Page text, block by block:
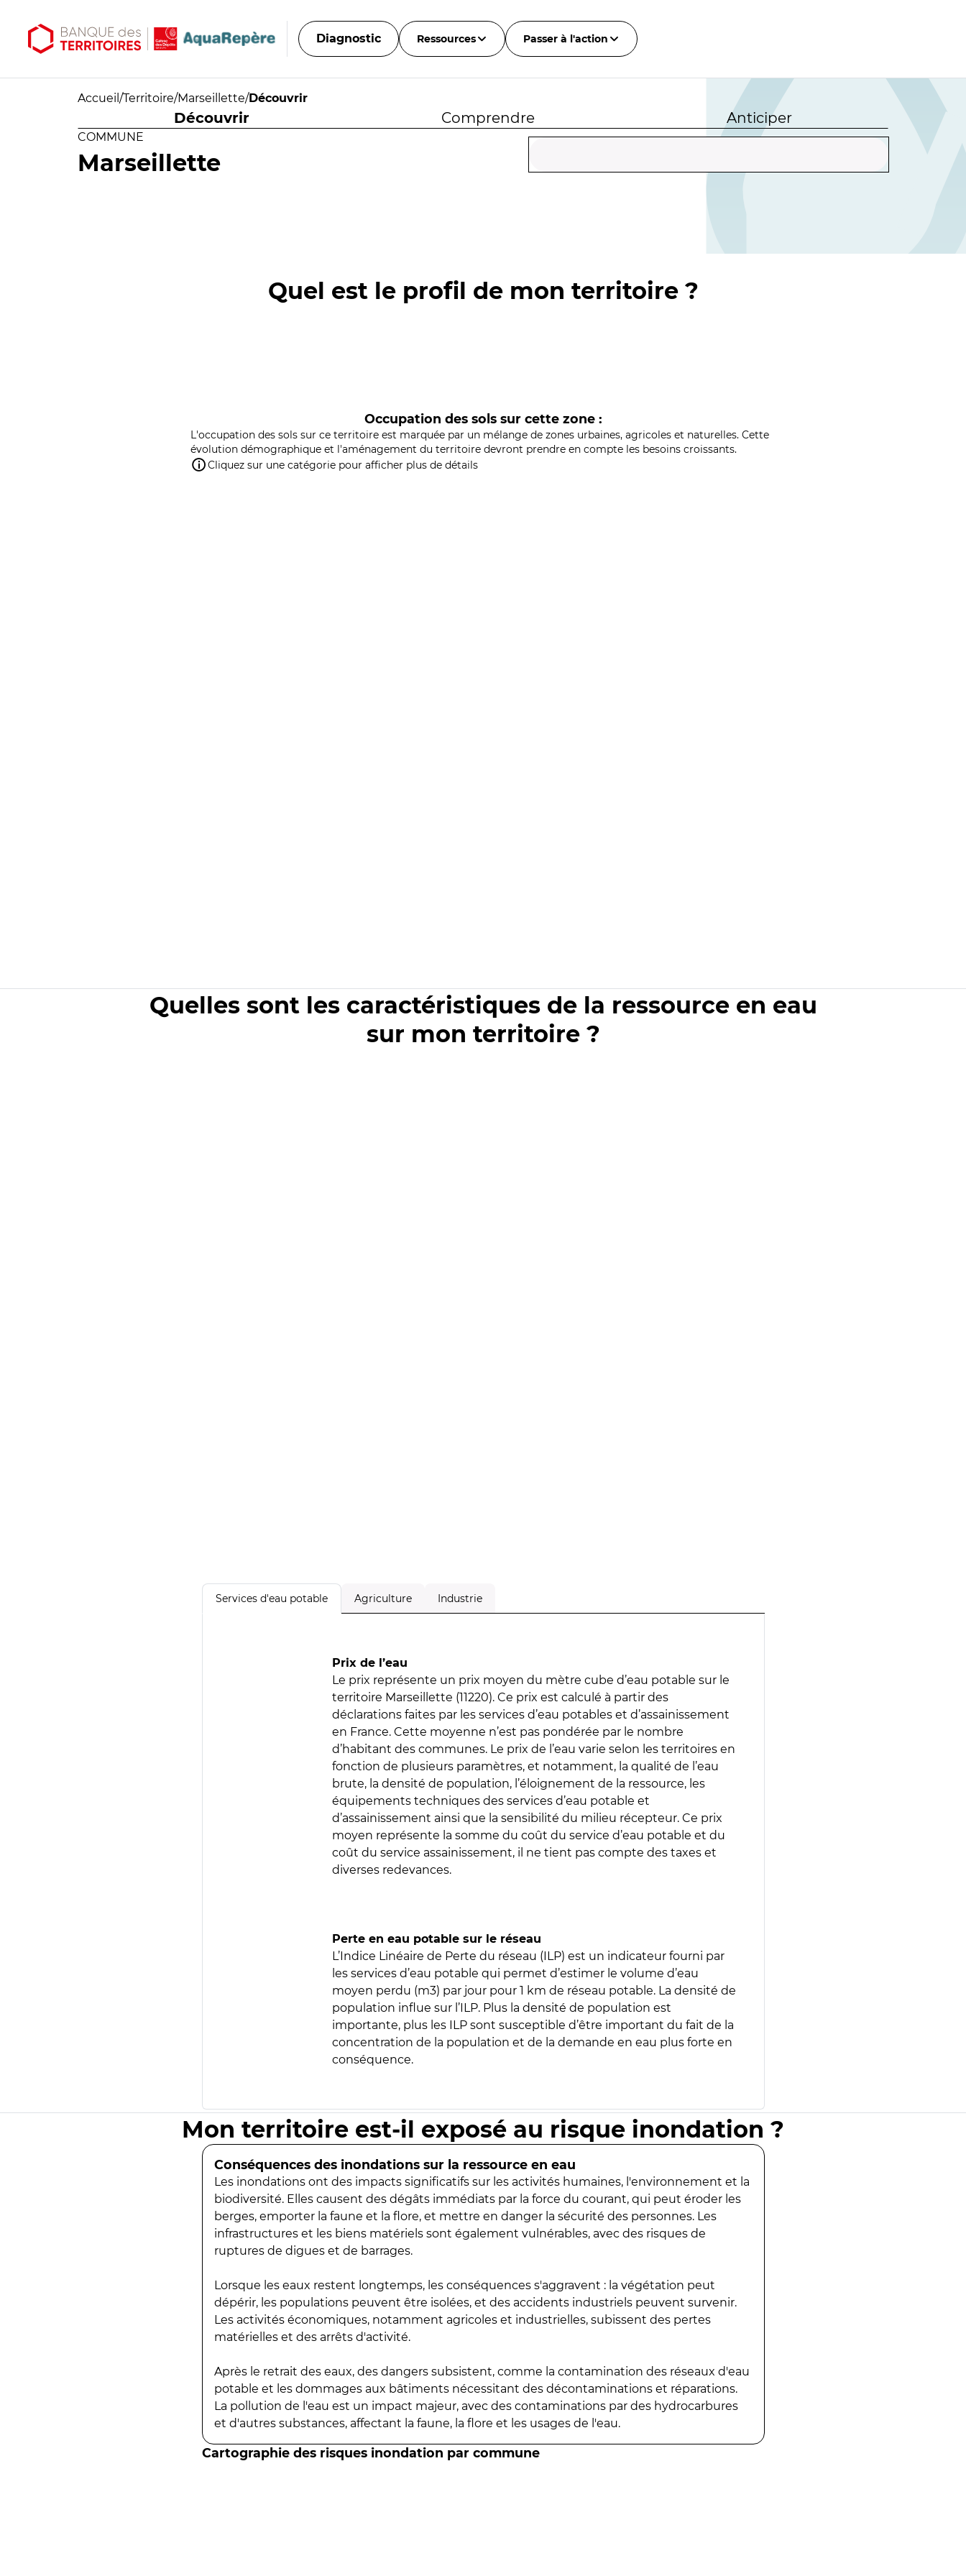
Diagnostic Ressources Passer à l'action
Accueil /Territoire/Marseillette/Découvrir
Découvrir Comprendre Anticiper
COMMUNE
Marseillette
Quel est le profil de mon territoire ?
Occupation des sols sur cette zone :
L'occupation des sols sur ce territoire est marquée par un mélange de zones urbaines, agricoles et naturelles. Cette
évolution démographique et l'aménagement du territoire devront prendre en compte les besoins croissants.
Cliquez sur une catégorie pour afficher plus de détails
Quelles sont les caractéristiques de la ressource en eau
sur mon territoire ?
Services d'eau potable Agriculture Industrie
Prix de l’eau
Le prix représente un prix moyen du mètre cube d’eau potable sur le
territoire Marseillette (11220). Ce prix est calculé à partir des
déclarations faites par les services d’eau potables et d’assainissement
en France. Cette moyenne n’est pas pondérée par le nombre
d’habitant des communes. Le prix de l’eau varie selon les territoires en
fonction de plusieurs paramètres, et notamment, la qualité de l’eau
brute, la densité de population, l’éloignement de la ressource, les
équipements techniques des services d’eau potable et
d’assainissement ainsi que la sensibilité du milieu récepteur. Ce prix
moyen représente la somme du coût du service d’eau potable et du
coût du service assainissement, il ne tient pas compte des taxes et
diverses redevances.
Perte en eau potable sur le réseau
L’Indice Linéaire de Perte du réseau (ILP) est un indicateur fourni par
les services d’eau potable qui permet d’estimer le volume d’eau
moyen perdu (m3) par jour pour 1 km de réseau potable. La densité de
population influe sur l’ILP. Plus la densité de population est
importante, plus les ILP sont susceptible d’être important du fait de la
concentration de la population et de la demande en eau plus forte en
conséquence.
Mon territoire est-il exposé au risque inondation ?
Conséquences des inondations sur la ressource en eau
Les inondations ont des impacts significatifs sur les activités humaines, l'environnement et la
biodiversité. Elles causent des dégâts immédiats par la force du courant, qui peut éroder les
berges, emporter la faune et la flore, et mettre en danger la sécurité des personnes. Les
infrastructures et les biens matériels sont également vulnérables, avec des risques de
ruptures de digues et de barrages.
Lorsque les eaux restent longtemps, les conséquences s'aggravent : la végétation peut
dépérir, les populations peuvent être isolées, et des accidents industriels peuvent survenir.
Les activités économiques, notamment agricoles et industrielles, subissent des pertes
matérielles et des arrêts d'activité.
Après le retrait des eaux, des dangers subsistent, comme la contamination des réseaux d'eau
potable et les dommages aux bâtiments nécessitant des décontaminations et réparations.
La pollution de l'eau est un impact majeur, avec des contaminations par des hydrocarbures
et d'autres substances, affectant la faune, la flore et les usages de l'eau.
Cartographie des risques inondation par commune